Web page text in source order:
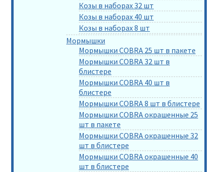
Козы в наборах 32 шт
Козы в наборах 40 шт
Козы в наборах 8 шт
Мормышки
Мормышки COBRA 25 шт в пакете
Мормышки COBRA 32 шт в
блистере
Мормышки COBRA 40 шт в
блистере
Мормышки COBRA 8 шт в блистере
Мормышки COBRA окрашенные 25
шт в пакете
Мормышки COBRA окрашенные 32
шт в блистере
Мормышки COBRA окрашенные 40
шт в блистере